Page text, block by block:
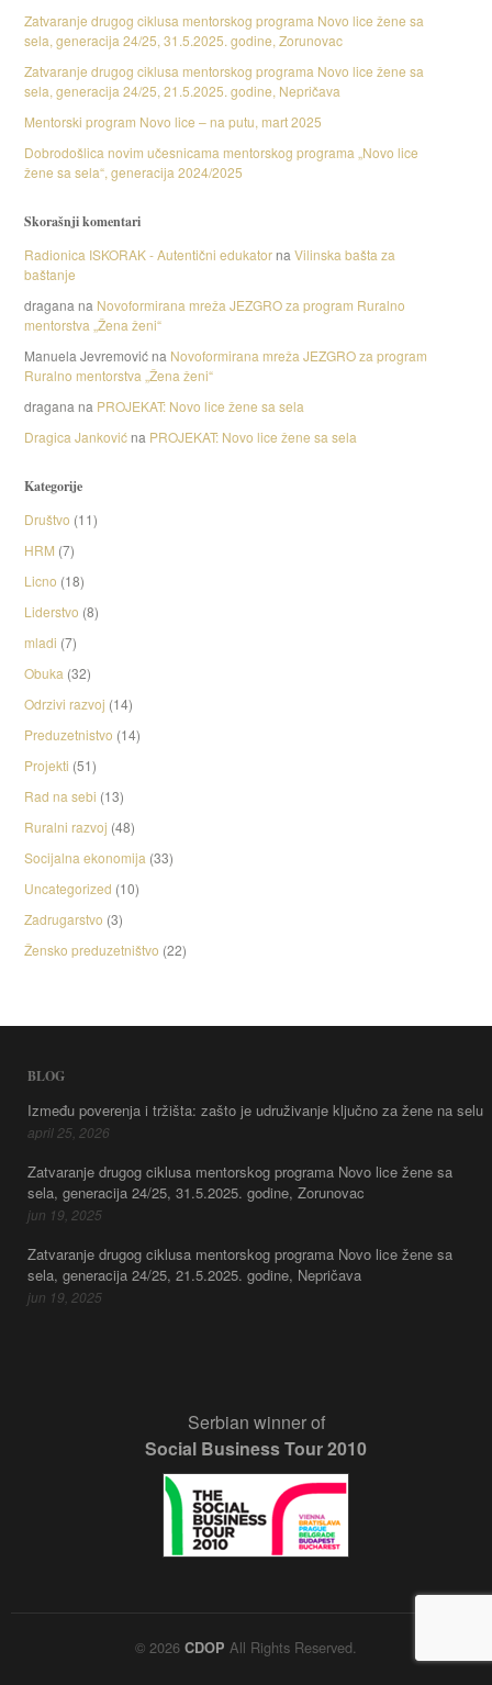
Zatvaranje drugog ciklusa mentorskog programa Novo lice žene sa
sela, generacija 24/25, 31.5.2025. godine, Zorunovac
Zatvaranje drugog ciklusa mentorskog programa Novo lice žene sa
sela, generacija 24/25, 21.5.2025. godine, Nepričava
Mentorski program Novo lice – na putu, mart 2025
Dobrodošlica novim učesnicama mentorskog programa „Novo lice
žene sa sela“, generacija 2024/2025
Skorašnji komentari
Radionica ISKORAK - Autentični edukatorna Vilinska bašta za
baštanje
dragana na Novoformirana mreža JEZGRO za program Ruralno
mentorstva „Žena ženi“
Manuela Jevremovićna Novoformirana mreža JEZGRO za program
Ruralno mentorstva „Žena ženi“
dragana na PROJEKAT: Novo lice žene sa sela
Dragica Jankovićna PROJEKAT: Novo lice žene sa sela
Kategorije
Društvo (11)
HRM (7)
Licno (18)
Liderstvo (8)
mladi (7)
Obuka (32)
Odrzivi razvoj (14)
Preduzetnistvo (14)
Projekti (51)
Rad na sebi (13)
Ruralni razvoj (48)
Socijalna ekonomija (33)
Uncategorized (10)
Zadrugarstvo (3)
Žensko preduzetništvo (22)
BLOG
Između poverenja i tržišta: zašto je udruživanje ključno za žene na selu
april 25, 2026
Zatvaranje drugog ciklusa mentorskog programa Novo lice žene sa
sela, generacija 24/25, 31.5.2025. godine, Zorunovac
jun 19, 2025
Zatvaranje drugog ciklusa mentorskog programa Novo lice žene sa
sela, generacija 24/25, 21.5.2025. godine, Nepričava
jun 19, 2025
Serbian winner of
Social Business Tour 2010
© 2026 CDOP All Rights Reserved.